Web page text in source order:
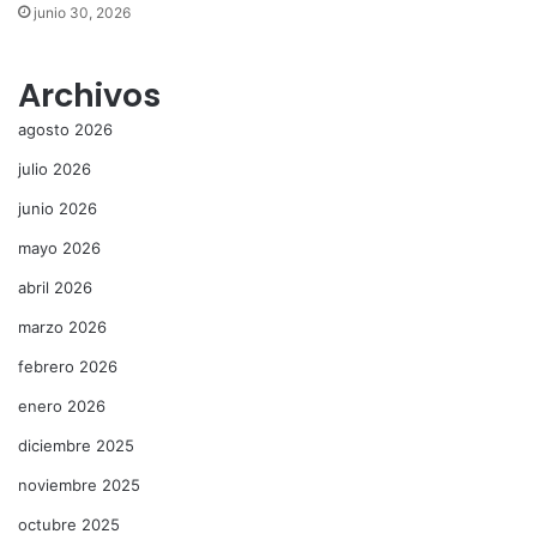
junio 30, 2026
Archivos
agosto 2026
julio 2026
junio 2026
mayo 2026
abril 2026
marzo 2026
febrero 2026
enero 2026
diciembre 2025
noviembre 2025
octubre 2025